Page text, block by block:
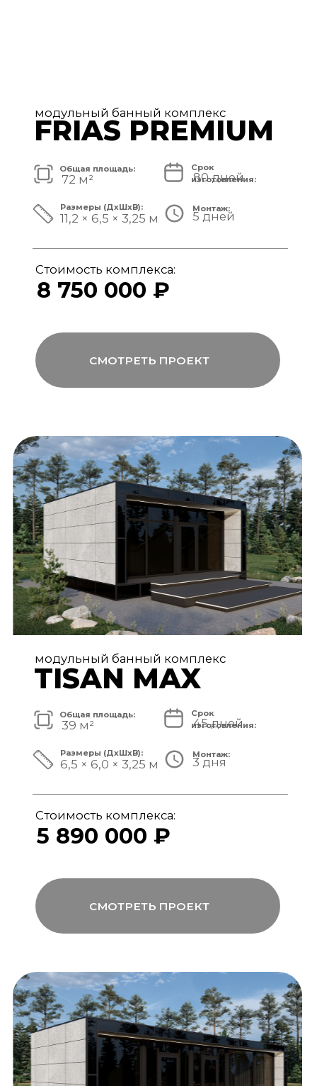
6 950 000 ₽
11,7 × 3,9 × 3,25 м
80 дней
48 м²
Общая площадь:
модульный банный комплекс
TISAN LUXE